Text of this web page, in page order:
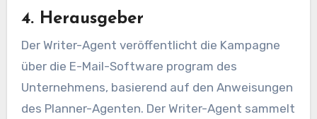
4. Herausgeber
Der Writer-Agent veröffentlicht die Kampagne
über die E-Mail-Software program des
Unternehmens, basierend auf den Anweisungen
des Planner-Agenten. Der Writer-Agent sammelt